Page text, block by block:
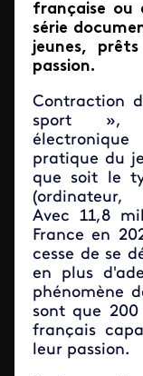
française ou
série
jeunes,
passion.
Contraction
sport »,
pratique du
que soit le
Avec 11,8
France en
cesse de se
en plus
phénomène
sont que 200
français
leur passion.